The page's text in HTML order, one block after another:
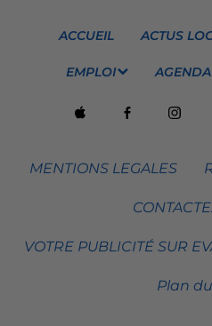
ACCUEIL ACTUS
EMPLOI AGENDA
MENTIONS LEGALES
VOTRE PUBLICITÉ SUR
Plan